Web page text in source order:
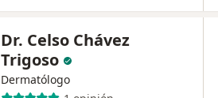
Dr. Celso Chávez
Trigoso
Dermatólogo